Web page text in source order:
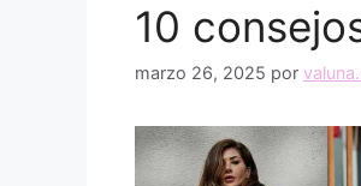
10
marzo 26, 2025 por